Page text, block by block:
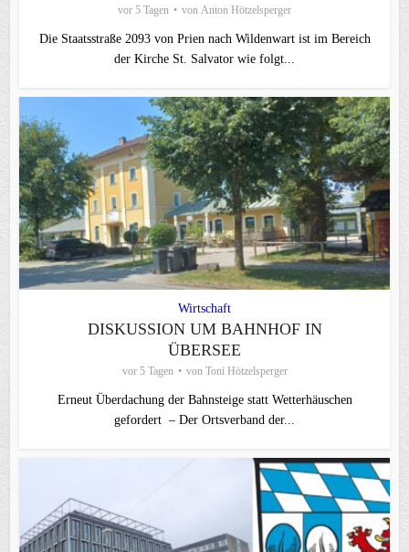
vor 5 Tagen von Anton Hötzelsperger
Die Staatsstraße 2093 von Prien nach Wildenwart ist im Bereich
der Kirche St. Salvator wie folgt...
Wirtschaft
DISKUSSION UM BAHNHOF IN
ÜBERSEE
vor 5 Tagen von Toni Hötzelsperger
Erneut Überdachung der Bahnsteige statt Wetterhäuschen
gefordert – Der Ortsverband der...